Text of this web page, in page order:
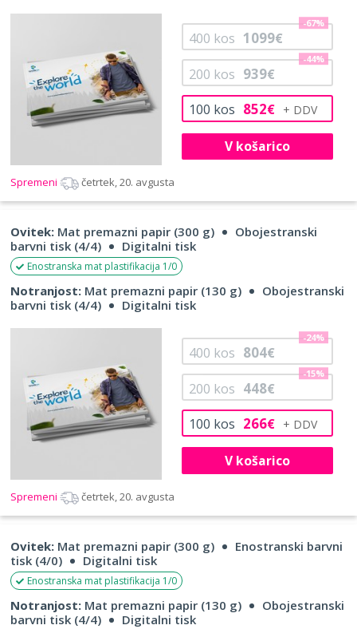
100 kos 852€
200 kos 939€
-44%
400 kos 1099€
-67%
V košarico
Spremeni četrtek, 20. avgusta
Ovitek: Mat premazni papir (300 g)
Obojestranski
barvni tisk (4/4)
Digitalni tisk
Enostranska mat plastifikacija 1/0
Notranjost: Mat premazni papir (130 g)
Obojestranski
barvni tisk (4/4)
Digitalni tisk
100 kos 266€
200 kos 448€
-15%
400 kos 804€
-24%
V košarico
Spremeni četrtek, 20. avgusta
Ovitek: Mat premazni papir (300 g)
Enostranski barvni
tisk (4/0)
Digitalni tisk
Enostranska mat plastifikacija 1/0
Notranjost: Mat premazni papir (130 g)
Obojestranski
barvni tisk (4/4)
Digitalni tisk